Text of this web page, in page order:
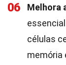
06 Melhora
células
memória